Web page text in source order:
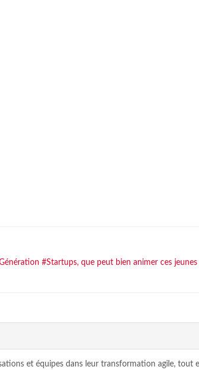
#Startups, que peut bien animer ces
et équipes dans leur transformation agile, tout